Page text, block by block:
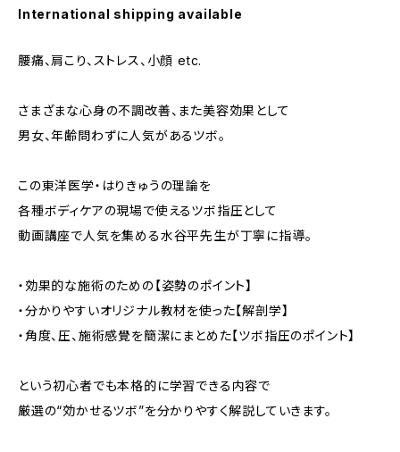
International shipping available
腰痛、肩こり、ストレス、小顔 etc.
さまざまな心身の不調改善、また美容効果として
男女、年齢問わずに人気があるツボ。
この東洋医学・はりきゅうの理論を
各種ボディケアの現場で使えるツボ指圧として
動画講座で人気を集める水谷平先生が丁寧に指導。
・効果的な施術のための【姿勢のポイント】
・分かりやすいオリジナル教材を使った【解剖学】
・角度、圧、施術感覺を簡潔にまとめた【ツボ指圧のポイント】
という初心者でも本格的に学習できる内容で
厳選の“効かせるツボ”を分かりやすく解説していきます。